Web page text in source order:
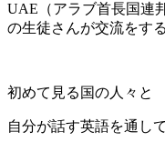
UAE（アラブ首長国連
の生徒さんが交流をす
初めて見る国の人々と
自分が話す英語を通して